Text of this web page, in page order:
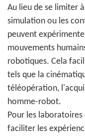
Au lieu de se limiter
simulation ou les
peuvent
mouvements
robotiques. Cela
tels que la
téléopération,
homme-robot.
Pour les
faciliter les